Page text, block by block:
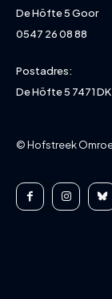
De Höfte 5 Goor
0547 26 08 88
Postadres:
De Höfte 5 7471
© Hofstreek